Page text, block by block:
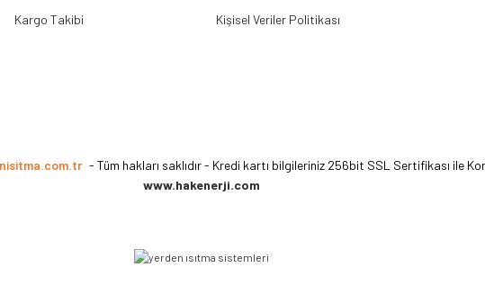
Kargo Takibi
Kişisel Veriler Politikası
- Tüm hakları saklıdır - Kredi kartı bilgileriniz 256bit SSL Sertifikası ile
www.hakenerji.com